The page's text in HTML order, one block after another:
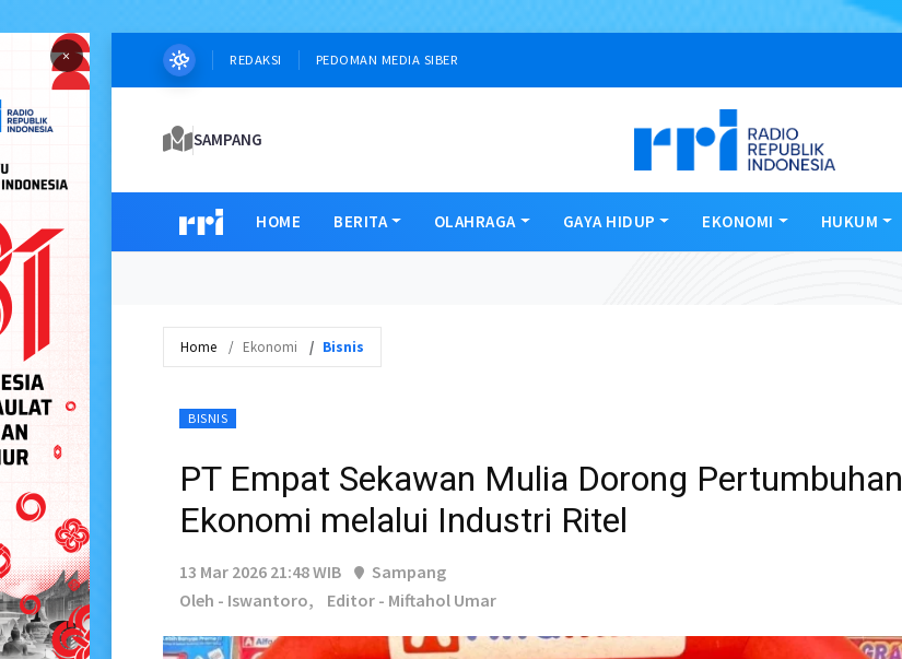
× REDAKSI PEDOMAN MEDIA SIBER
SAMPANG
HOME BERITA OLAHRAGA GAYA HIDUP EKONOMI HUKUM
Home Ekonomi Bisnis
BISNIS
PT Empat Sekawan Mulia Dorong Pertumbuhan
Ekonomi melalui Industri Ritel
13 Mar 2026 21:48 WIB
Sampang
Oleh - Iswantoro,
Editor - Miftahol Umar